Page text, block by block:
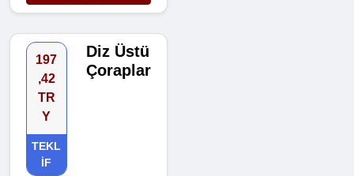
197
,42
TR
Y
TEKL
IF
Diz Üstü
Çoraplar